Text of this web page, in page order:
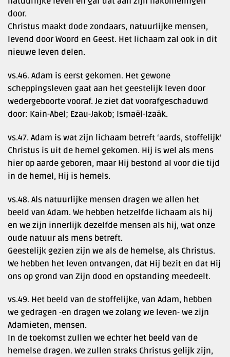
door.
Christus maakt dode zondaars, natuurlijke mensen,
levend door Woord en Geest. Het lichaam zal ook in dit
nieuwe leven delen.
vs.46. Adam is eerst gekomen. Het gewone
scheppingsleven gaat aan het geestelijk leven door
wedergeboorte vooraf. Je ziet dat voorafgeschaduwd
door: Kain-Abel; Ezau-Jakob; Ismaël-Izaäk.
vs.47. Adam is wat zijn lichaam betreft ‘aards, stoffelijk’
Christus is uit de hemel gekomen. Hij is wel als mens
hier op aarde geboren, maar Hij bestond al voor die tijd
in de hemel, Hij is hemels.
vs.48. Als natuurlijke mensen dragen we allen het
beeld van Adam. We hebben hetzelfde lichaam als hij
en we zijn innerlijk dezelfde mensen als hij, wat onze
oude natuur als mens betreft.
Geestelijk gezien zijn we als de hemelse, als Christus.
We hebben het leven ontvangen, dat Hij bezit en dat Hij
ons op grond van Zijn dood en opstanding meedeelt.
vs.49. Het beeld van de stoffelijke, van Adam, hebben
we gedragen -en dragen we zolang we leven- we zijn
Adamieten, mensen.
In de toekomst zullen we echter het beeld van de
hemelse dragen. We zullen straks Christus gelijk zijn,